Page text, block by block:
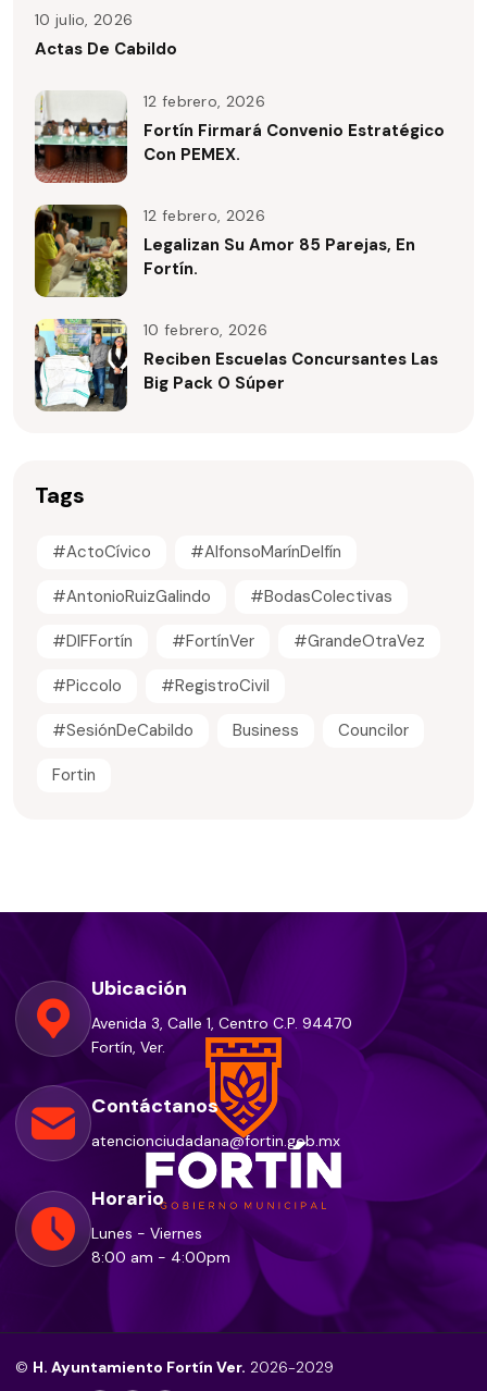
10 julio, 2026
Actas De Cabildo
12 febrero, 2026
Fortín Firmará Convenio Estratégico
Con PEMEX.
12 febrero, 2026
Legalizan Su Amor 85 Parejas, En
Fortín.
10 febrero, 2026
Reciben Escuelas Concursantes Las
Big Pack O Súper
Tags
#ActoCívico #AlfonsoMarínDelfín
#AntonioRuizGalindo #BodasColectivas
#DIFFortín #FortínVer #GrandeOtraVez
#Piccolo #RegistroCivil
#SesiónDeCabildo Business Councilor
Fortin
Ubicación
Avenida 3, Calle 1, Centro C.P. 94470
Fortín, Ver.
Contáctanos
atencionciudadana@fortin.gob.mx
Horario
Lunes - Viernes
8:00 am - 4:00pm
© H. Ayuntamiento Fortín Ver. 2026-2029